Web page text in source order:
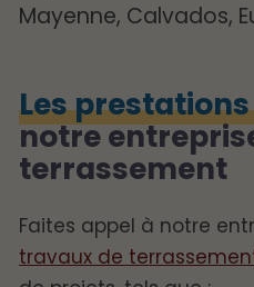
Mayenne, Calvados,
Les
notre
terrassement
Faites appel à notre
travaux de